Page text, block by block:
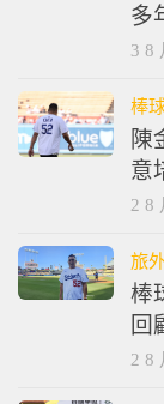
多
3 8
棒
陳
意
2 8
旅
棒
回
2 8